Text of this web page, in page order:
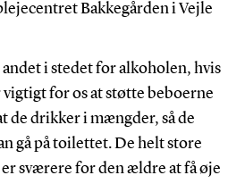
Bakkegården i Vejle
i stedet for alkoholen, hvis
for os at støtte beboerne
de drikker i mængder, så de
gå på toilettet. De helt store
sværere for den ældre at få øje